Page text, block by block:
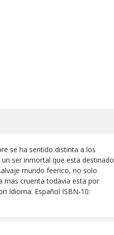
se ha sentido distinta a los
ser inmortal que esta destinado
mundo feerico, no solo
mas cruenta todavia esta por
Idioma: Español ISBN-10: